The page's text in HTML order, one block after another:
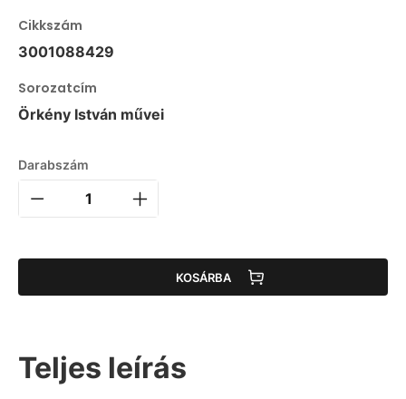
Cikkszám
3001088429
Sorozatcím
Örkény István művei
Darabszám
KOSÁRBA
Teljes leírás